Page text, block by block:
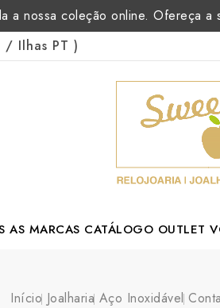
a nossa coleção online. Ofereça a
/ Ilhas PT )
AS MARCAS CATÁLOGO OUTLET
Início Joalharia Aço Inoxidável